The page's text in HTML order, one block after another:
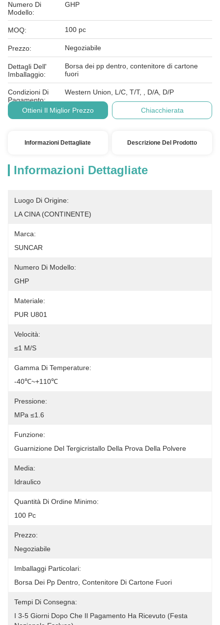
Numero Di
Modello:
GHP
MOQ: 100 pc
Prezzo: Negoziabile
Dettagli Dell'
Imballaggio:
Borsa dei pp dentro, contenitore di cartone
fuori
Condizioni Di
Pagamento:
Western Union, L/C, T/T, , D/A, D/P
Ottieni Il Miglior Prezzo Chiacchierata
Informazioni Dettagliate Descrizione Del Prodotto
Informazioni Dettagliate
Luogo Di Origine:
LA CINA (CONTINENTE)
Marca:
SUNCAR
Numero Di Modello:
GHP
Materiale:
PUR U801
Velocità:
≤1 M/s
Gamma Di Temperature:
-40℃~+110℃
Pressione:
MPa ≤1.6
Funzione:
Guarnizione Del Tergicristallo Della Prova Della Polvere
Media:
Idraulico
Quantità Di Ordine Minimo:
100 Pc
Prezzo:
Negoziabile
Imballaggi Particolari:
Borsa Dei Pp Dentro, Contenitore Di Cartone Fuori
Tempi Di Consegna:
I 3-5 Giorni Dopo Che Il Pagamento Ha Ricevuto (festa